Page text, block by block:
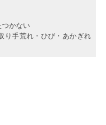
かない
り手荒れ・ひび・あかぎれ